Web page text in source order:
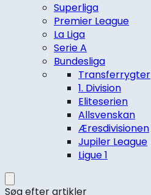
Superliga
Premier League
La Liga
Serie A
Bundesliga
Transferrygter
1. Division
Eliteserien
Allsvenskan
Æresdivisionen
Jupiler League
Ligue 1
Søg efter artikler